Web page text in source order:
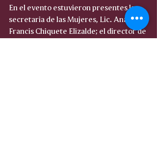
En el evento estuvieron presentes la
secretaria de las Mujeres, Lic. Ana
Francis Chiquete Elizalde; el director de
IMSS-Bienestar Sinaloa, Dr. Julio César